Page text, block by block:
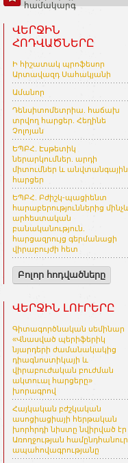
համակարգ
ՎԵՐՋԻՆ
ՀՈԴՎԱԾՆԵՐԸ
Ի հիշատակ պրոֆեսոր
Արտավազդ Սահակյանի
Ամանոր
Դենսիտոմետրիա. հաճախ
տրվող հարցեր. Հեղինե
Չոլոյան
ԵՊԲՀ. Էսթետիկ
ներարկումներ. արդի
միտումներ և անվտանգային
հարցեր
ԵՊԲՀ. Բժիշկ-պացիենտ
հարաբերություններից մինչև
արհեստական
բանականություն.
հարցազրույց գերմանացի
վիրաբույժի հետ
Բոլոր հոդվածները
ՎԵՐՋԻՆ ԼՈՒՐԵՐԸ
Գիտագործնական սեմինար
«Վնասված պերիֆերիկ
նյարդերի ժամանակակից
դիագնոստիկայի և
վիրաբուժական բուժման
ակտուալ հարցերը»
խորագրով
Հայկական բժշկական
ասոցիացիայի հերթական
խորհրդի նիստը նվիրված էր
Առողջության համընդհանուր
ապահովագրությանը